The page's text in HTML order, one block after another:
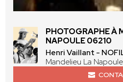
PHOTOGRAPHE À
NAPOULE 06210
Henri Vaillant -
Mandelieu La